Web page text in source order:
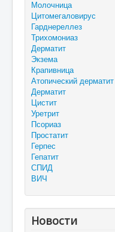
Молочница
Цитомегаловирус
Гарднереллез
Трихомониаз
Дерматит
Экзема
Крапивница
Атопический дерматит
Дерматит
Цистит
Уретрит
Псориаз
Простатит
Герпес
Гепатит
СПИД
ВИЧ
Новости